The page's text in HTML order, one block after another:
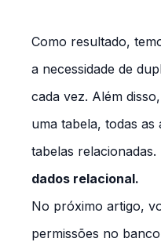
Como resultado,
a necessidade de
cada vez. Além
uma tabela, todas as
tabelas
dados relacional.
No próximo artigo,
permissões no